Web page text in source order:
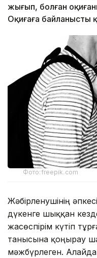
жығып, болған
Оқиғаға байланысты
Фото:freepik.com
Жәбірленушінің
дүкенге шыққан
жасөспірім күтіп
танысына қоңырау
мәжбүрлеген.